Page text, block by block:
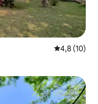
5 üzerinden
4,8 (10)
arasında